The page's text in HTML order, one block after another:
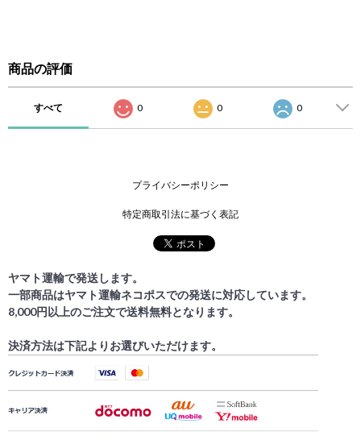
商品の評価
すべて 0 0 0
プライバシーポリシー
特定商取引法に基づく表記
ヤマト運輸で発送します。
一部商品はヤマト運輸ネコポスでの発送に対応しています。
8,000円以上のご注文で送料無料となります。
決済方法は下記よりお選びいただけます。